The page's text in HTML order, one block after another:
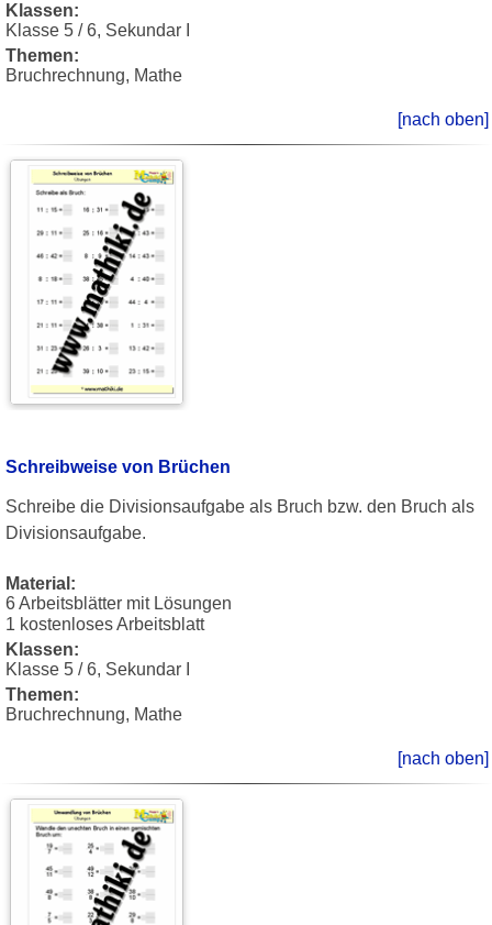
Klassen:
Klasse 5 / 6, Sekundar I
Themen:
Bruchrechnung, Mathe
[nach oben]
Schreibweise von Brüchen
Schreibe die Divisionsaufgabe als Bruch bzw. den Bruch als
Divisionsaufgabe.
Material:
6 Arbeitsblätter mit Lösungen
1 kostenloses Arbeitsblatt
Klassen:
Klasse 5 / 6, Sekundar I
Themen:
Bruchrechnung, Mathe
[nach oben]